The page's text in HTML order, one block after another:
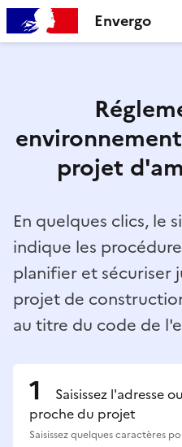
Envergo
projet
En quelques clics, le
indique les
planifier et sécuriser
projet de
au titre du code de
Saisissez l'adresse
proche du projet
Saisissez quelques caractères